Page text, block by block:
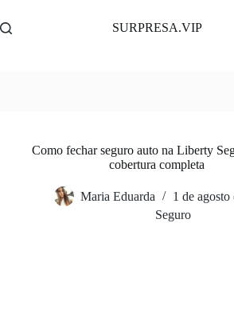
para
o
SURPRESA.VIP
Como fechar seguro auto na Liberty
cobertura completa
Maria Eduarda
1 de agosto
Seguro